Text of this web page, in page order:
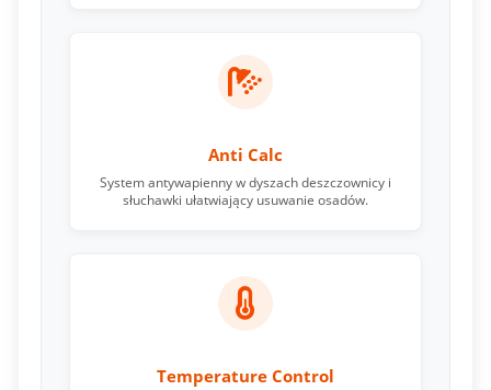
Anti Calc
System antywapienny w dyszach deszczownicy i
słuchawki ułatwiający usuwanie osadów.
Temperature Control